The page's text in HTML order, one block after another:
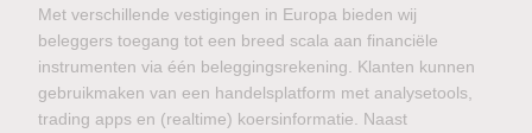
Met verschillende vestigingen in Europa bieden wij
beleggers toegang tot een breed scala aan financiële
instrumenten via één beleggingsrekening. Klanten kunnen
gebruikmaken van een handelsplatform met analysetools,
trading apps en (realtime) koersinformatie. Naast